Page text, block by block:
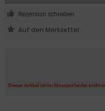
Dieser Artikel ist im Moment leider nicht
Rezension schreiben